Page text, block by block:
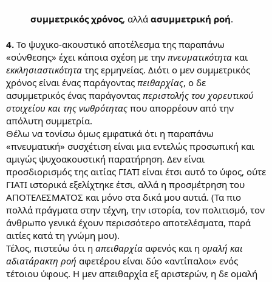
συμμετρικός χρόνος, αλλά ασυμμετρική ροή.​
4. Το ψυχικο-ακουστικό αποτέλεσμα της παραπάνω
«σύνθεσης» έχει κάποια σχέση με την πνευματικότητα και
εκκλησιαστικότητα της ερμηνείας. Διότι ο μεν συμμετρικός
χρόνος είναι ένας παράγοντας πειθαρχίας, ο δε
ασυμμετρικός ένας παράγοντας περιστολής του χορευτικού
στοιχείου και της νωθρότητας που απορρέουν από την
απόλυτη συμμετρία.
Θέλω να τονίσω όμως εμφατικά ότι η παραπάνω
«πνευματική» συσχέτιση είναι μια εντελώς προσωπική και
αμιγώς ψυχοακουστική παρατήρηση. Δεν είναι
προσδιορισμός της αιτίας ΓΙΑΤΙ είναι έτσι αυτό το ύφος, ούτε
ΓΙΑΤΙ ιστορικά εξελίχτηκε έτσι, αλλά η προσμέτρηση του
ΑΠΟΤΕΛΕΣΜΑΤΟΣ και μόνο στα δικά μου αυτιά. (Τα πιο
πολλά πράγματα στην τέχνη, την ιστορία, τον πολιτισμό, τον
άνθρωπο γενικά έχουν περισσότερο αποτελέσματα, παρά
αιτίες κατά τη γνώμη μου).
Τέλος, πιστεύω ότι η απειθαρχία αφενός και η ομαλή και
αδιατάρακτη ροή αφετέρου είναι δύο «αντίπαλοι» ενός
τέτοιου ύφους. Η μεν απειθαρχία εξ αριστερών, η δε ομαλή